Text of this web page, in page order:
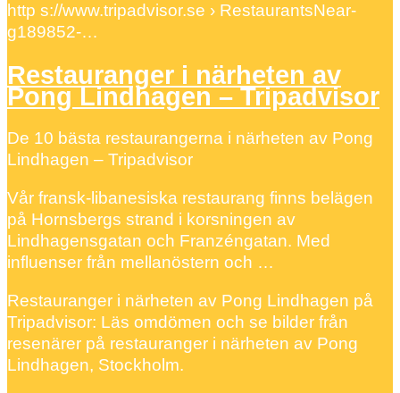
http s://www.tripadvisor.se › RestaurantsNear-
g189852-…
Restauranger i närheten av
Pong Lindhagen – Tripadvisor
De 10 bästa restaurangerna i närheten av Pong
Lindhagen – Tripadvisor
Vår fransk-libanesiska restaurang finns belägen
på Hornsbergs strand i korsningen av
Lindhagensgatan och Franzéngatan. Med
influenser från mellanöstern och …
Restauranger i närheten av Pong Lindhagen på
Tripadvisor: Läs omdömen och se bilder från
resenärer på restauranger i närheten av Pong
Lindhagen, Stockholm.